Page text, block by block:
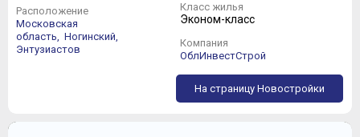
Расположение
Московская
область, Ногинский,
Энтузиастов
Класс жилья
Эконом-класс
Компания
ОблИнвестСтрой
На страницу Новостройки